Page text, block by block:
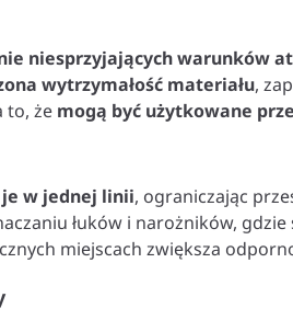
niesprzyjających warunków
wytrzymałość materiału,
to, że mogą być użytkowane
w jednej linii, ograniczając
łuków i narożników,
miejscach zwiększa